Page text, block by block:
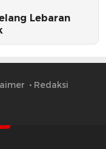
Lebaran
Redaksi